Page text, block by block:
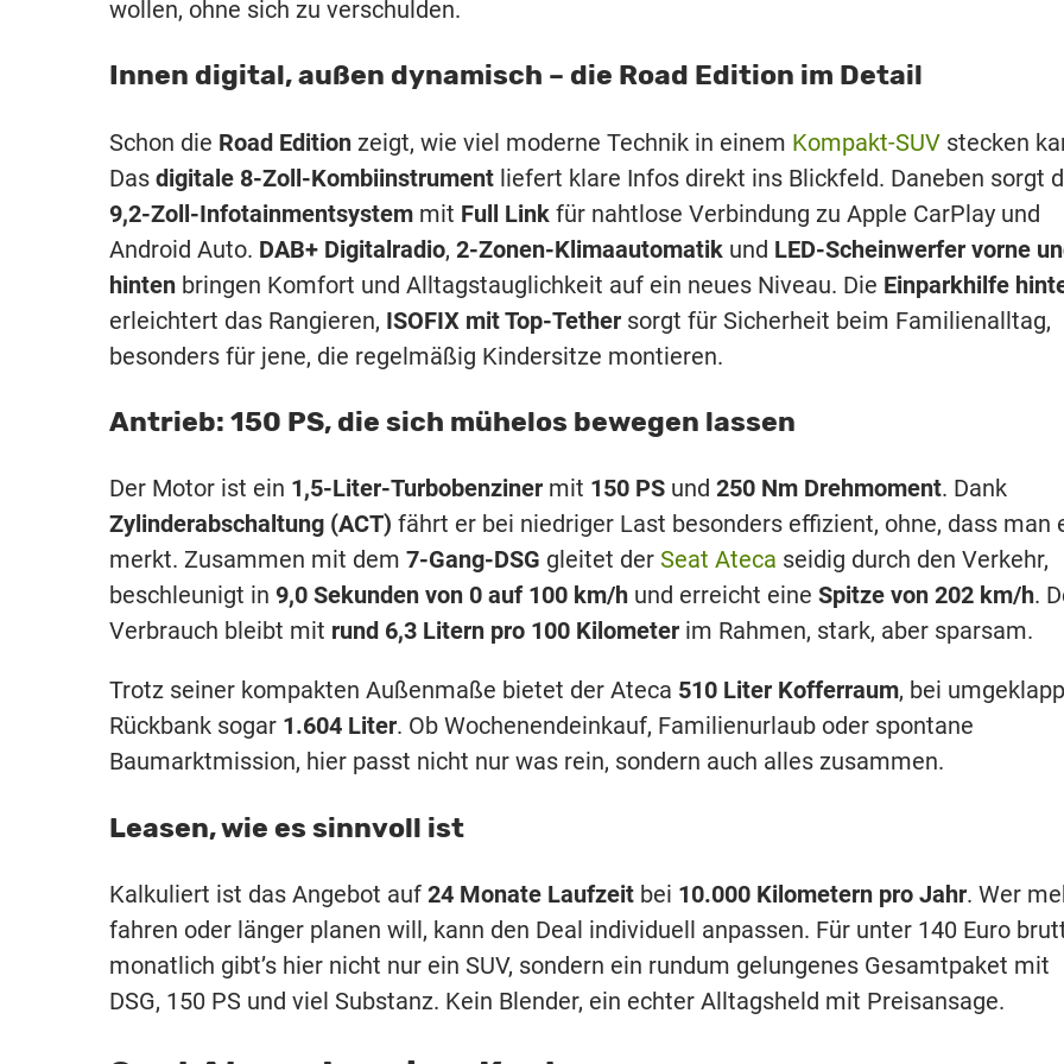
wollen, ohne sich zu verschulden.
Innen digital, außen dynamisch – die Road Edition im Detail
Schon die Road Edition zeigt, wie viel moderne Technik in einem Kompakt-SUV stecken
Das digitale 8-Zoll-Kombiinstrument liefert klare Infos direkt ins Blickfeld. Daneben sorgt
9,2-Zoll-Infotainmentsystem mit Full Link für nahtlose Verbindung zu Apple CarPlay und
Android Auto. DAB+ Digitalradio, 2-Zonen-Klimaautomatik und LED-Scheinwerfer vorne
hinten bringen Komfort und Alltagstauglichkeit auf ein neues Niveau. Die Einparkhilfe
erleichtert das Rangieren, ISOFIX mit Top-Tether sorgt für Sicherheit beim Familienalltag,
besonders für jene, die regelmäßig Kindersitze montieren.
Antrieb: 150 PS, die sich mühelos bewegen lassen
Der Motor ist ein 1,5-Liter-Turbobenziner mit 150 PS und 250 Nm Drehmoment. Dank
Zylinderabschaltung (ACT) fährt er bei niedriger Last besonders effizient, ohne, dass man
merkt. Zusammen mit dem 7-Gang-DSG gleitet der Seat Ateca seidig durch den Verkehr,
beschleunigt in 9,0 Sekunden von 0 auf 100 km/h und erreicht eine Spitze von 202 km/h.
Verbrauch bleibt mit rund 6,3 Litern pro 100 Kilometer im Rahmen, stark, aber sparsam.
Trotz seiner kompakten Außenmaße bietet der Ateca 510 Liter Kofferraum, bei
Rückbank sogar 1.604 Liter. Ob Wochenendeinkauf, Familienurlaub oder spontane
Baumarktmission, hier passt nicht nur was rein, sondern auch alles zusammen.
Leasen, wie es sinnvoll ist
Kalkuliert ist das Angebot auf 24 Monate Laufzeit bei 10.000 Kilometern pro Jahr. Wer
fahren oder länger planen will, kann den Deal individuell anpassen. Für unter 140 Euro
monatlich gibt’s hier nicht nur ein SUV, sondern ein rundum gelungenes Gesamtpaket mit
DSG, 150 PS und viel Substanz. Kein Blender, ein echter Alltagsheld mit Preisansage.